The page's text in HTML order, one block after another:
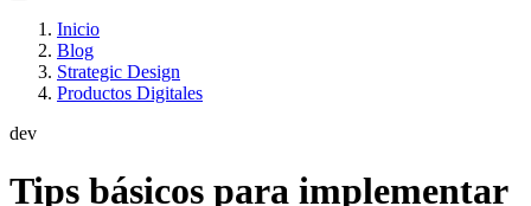
Inicio
Blog
Strategic Design
Productos Digitales
dev
Tips básicos para implementar